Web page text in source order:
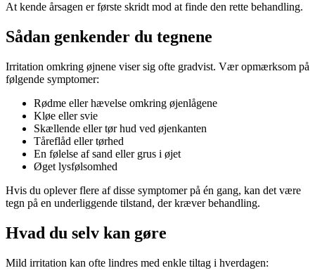
At kende årsagen er første skridt mod at finde den rette behandling.
Sådan genkender du tegnene
Irritation omkring øjnene viser sig ofte gradvist. Vær opmærksom på
følgende symptomer:
Rødme eller hævelse omkring øjenlågene
Kløe eller svie
Skællende eller tør hud ved øjenkanten
Tåreflåd eller tørhed
En følelse af sand eller grus i øjet
Øget lysfølsomhed
Hvis du oplever flere af disse symptomer på én gang, kan det være
tegn på en underliggende tilstand, der kræver behandling.
Hvad du selv kan gøre
Mild irritation kan ofte lindres med enkle tiltag i hverdagen: